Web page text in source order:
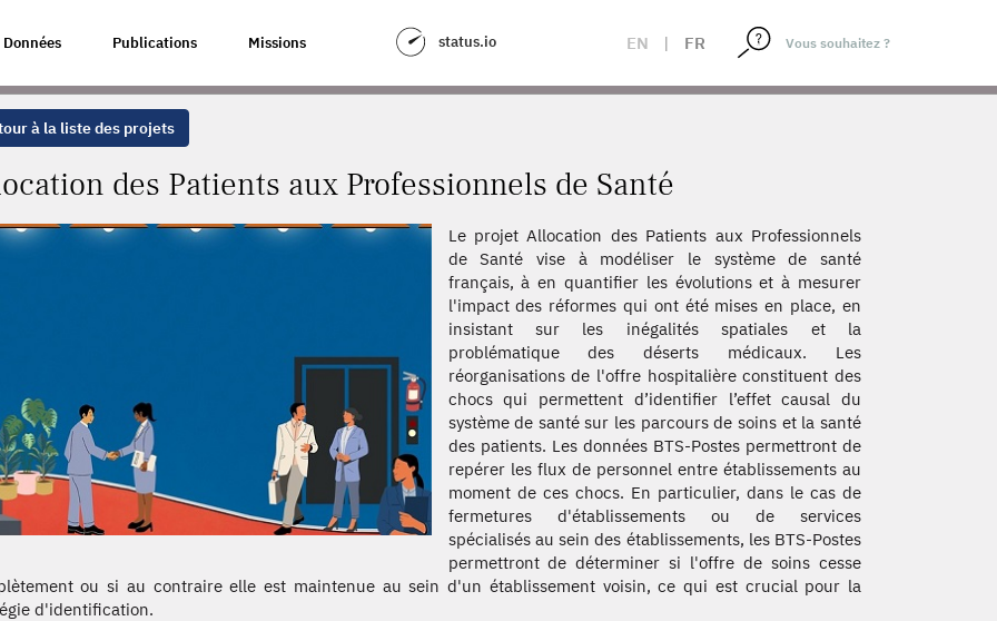
Données Publications Missions status.io EN | FR
PROFESSIONNELS DE SANTÉ
à la liste des projets
des Patients aux Professionnels de Santé
Le projet Allocation des Patients aux Professionnels
de Santé vise à modéliser le système de santé
français, à en quantifier les évolutions et à mesurer
l'impact des réformes qui ont été mises en place, en
insistant sur les inégalités spatiales et la
problématique des déserts médicaux. Les
réorganisations de l'offre hospitalière constituent des
chocs qui permettent d’identifier l’effet causal du
système de santé sur les parcours de soins et la santé
des patients. Les données BTS-Postes permettront de
repérer les flux de personnel entre établissements au
moment de ces chocs. En particulier, dans le cas de
fermetures d'établissements ou de services
spécialisés au sein des établissements, les BTS-Postes
permettront de déterminer si l'offre de soins cesse
ou si au contraire elle est maintenue au sein d'un établissement voisin, ce qui est crucial pour la
d'identification.